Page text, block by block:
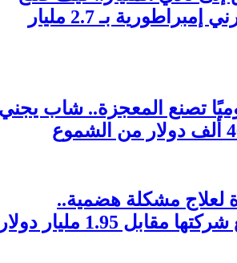
توماس جورني إمبراطورية بـ 2.7 مليار
يوميًا تصنع المعجزة.. شاب يجني
لعلاج مشكلة هضمية..
مقابل 1.95 مليار دولار